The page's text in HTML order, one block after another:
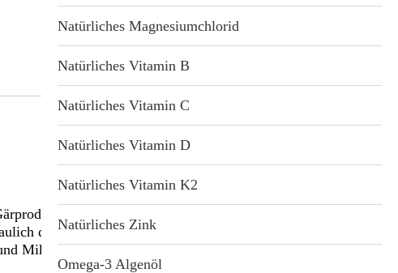
wie Kefir, Soma oder Met erst so besonders wertvoll.
die natürlichen Zusammenhänge zwischen Ernährung,
Mikroorganismen.
Natürliches Magnesiumchlorid
Natürliches Vitamin B
Natürliches Vitamin C
Natürliches Vitamin D
Natürliches Vitamin K2
Natürliches Zink
Omega-3 Algenöl